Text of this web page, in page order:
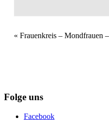
V
t
« Frauenkreis – Mondfrauen
Folge uns
Facebook